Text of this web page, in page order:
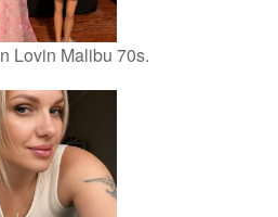
Lovin Malibu 70s.